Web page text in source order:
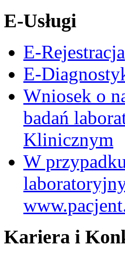
E-Usługi
E-Rejestracja
E-
Wniosek o
badań
Klinicznym
W
Kariera i